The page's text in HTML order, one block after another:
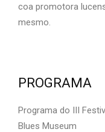
coa promotora
mesmo.
PROGRAMA
Programa do III
Blues Museum